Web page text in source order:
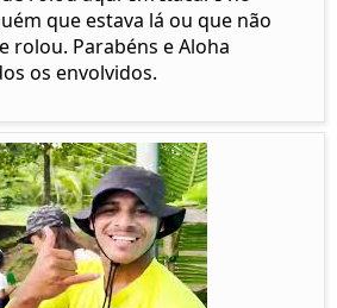
que estava lá ou que não
rolou. Parabéns e Aloha
os envolvidos.